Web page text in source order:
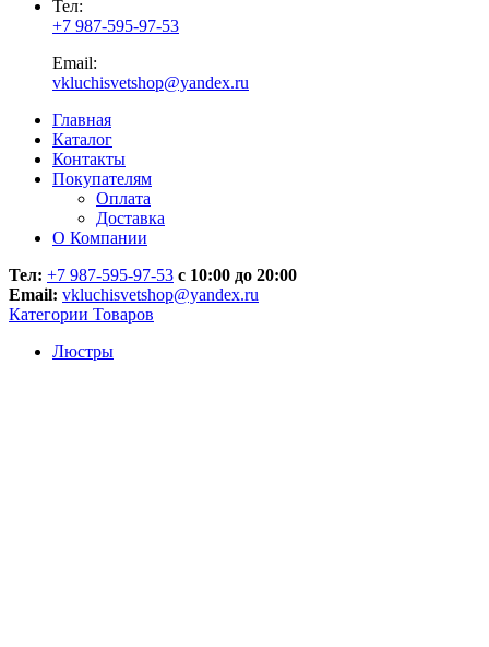
Тел:
+7 987-595-97-53
Email:
vkluchisvetshop@yandex.ru
Главная
Каталог
Контакты
Покупателям
Оплата
Доставка
О Компании
Тел: +7 987-595-97-53 с 10:00 до 20:00
Email: vkluchisvetshop@yandex.ru
Категории Товаров
Люстры